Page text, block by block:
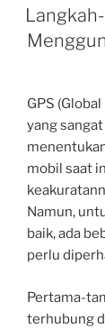
ON
GPS
yang
mobil saat
Namun,
baik, ada
perlu
Pertama-
terhubung